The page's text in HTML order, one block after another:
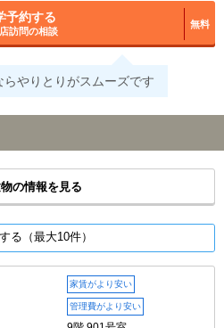
予約する
訪問の相談
無料
らやりとりがスムーズです
の情報を見る
る（最大10件）
家賃がより安い
管理費がより安い